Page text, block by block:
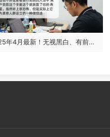
2025年4月最新！无视黑白、有前期的黑户贷款口子大盘点，这5个秒批2000元